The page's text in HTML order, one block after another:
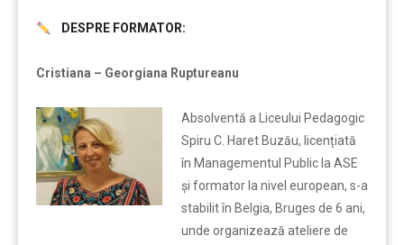
DESPRE FORMATOR:
Cristiana – Georgiana Ruptureanu
Absolventă a Liceului Pedagogic
Spiru C. Haret Buzău, licențiată
în Managementul Public la ASE
și formator la nivel european, s-a
stabilit în Belgia, Bruges de 6 ani,
unde organizează ateliere de